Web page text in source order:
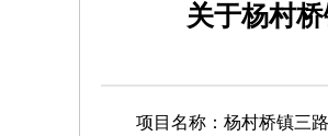
关于杨村
项目名称：杨村桥镇三